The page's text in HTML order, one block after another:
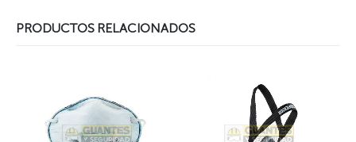
PRODUCTOS RELACIONADOS